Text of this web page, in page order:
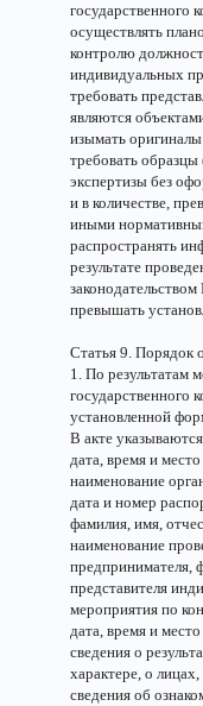
государственного
осуществлять
контролю
индивидуальных
требовать
являются
изымать
требовать
экспертизы без
и в количестве,
иными
распространять
результате
превышать
Статья 9. Порядок
1. По результатам
государственного
установленной
В акте
дата, время и
наименование
дата и номер
фамилия, имя,
наименование
предпринимателя,
представителя
мероприятия по
дата, время и
сведения о
характере, о
сведения об